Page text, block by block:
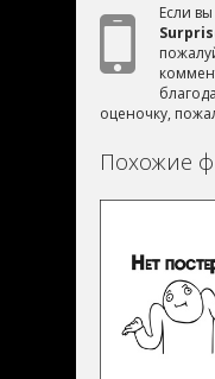
Если вы
оценочку,
Похожие